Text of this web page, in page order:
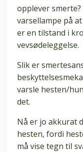
opplever
varsellampe på
er en tilstand i
vevsødeleggelse.
Slik er
varsle hesten/
det.
Nå er jo akkurat
hesten, fordi
må vise tegn til